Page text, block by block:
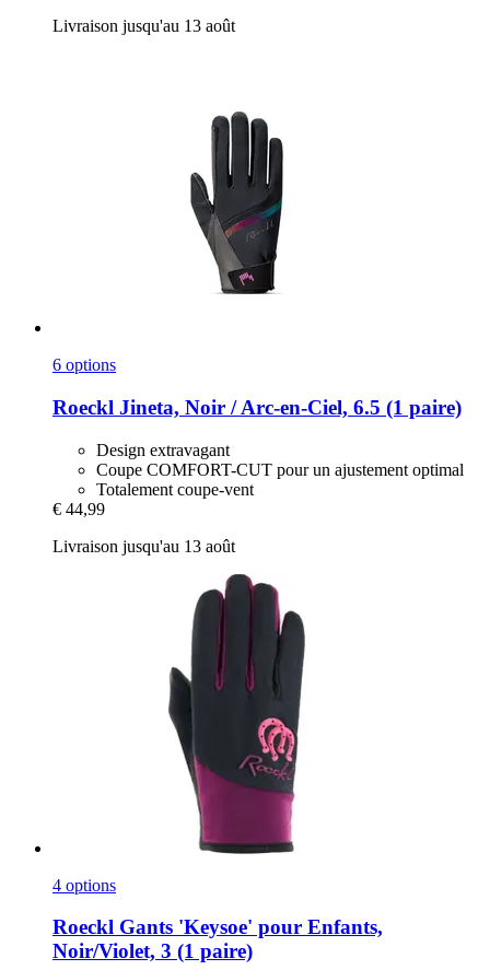
Livraison jusqu'au 13 août
6 options
Roeckl Jineta, Noir / Arc-​en-​Ciel, 6.5 (1 paire)
Design extravagant
Coupe COMFORT-CUT pour un ajustement optimal
Totalement coupe-vent
€ 44,99
Livraison jusqu'au 13 août
4 options
Roeckl Gants 'Keysoe' pour Enfants,
Noir/Violet, 3 (1 paire)